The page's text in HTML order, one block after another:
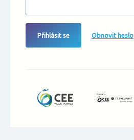
Přihlásit se Obnovit heslo